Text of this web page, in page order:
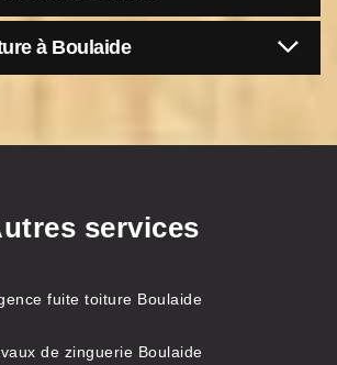
à Boulaide
services
fuite toiture Boulaide
de zinguerie Boulaide